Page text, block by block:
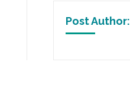
Post Author: